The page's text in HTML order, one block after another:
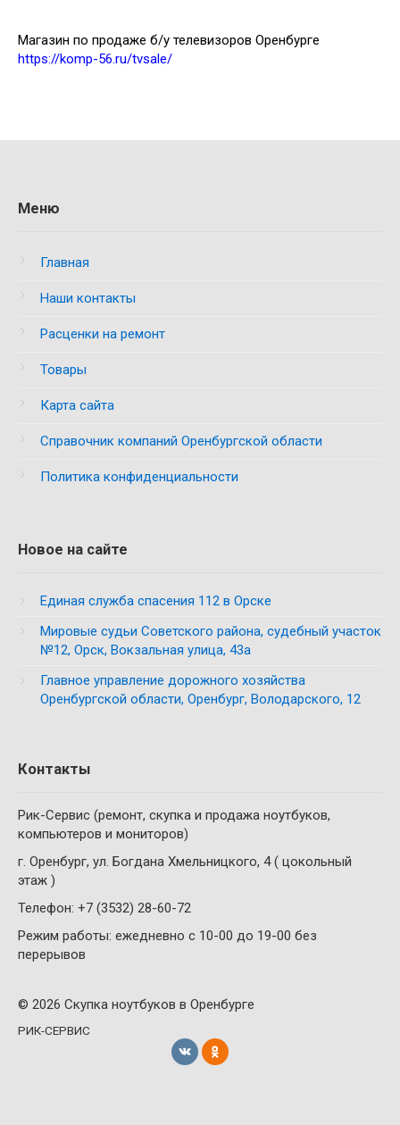
Магазин по продаже б/у телевизоров Оренбурге
https://komp-56.ru/tvsale/
Меню
Главная
Наши контакты
Расценки на ремонт
Товары
Карта сайта
Справочник компаний Оренбургской области
Политика конфиденциальности
Новое на сайте
Единая служба спасения 112 в Орске
Мировые судьи Советского района, судебный участок
№12, Орск, Вокзальная улица, 43а
Главное управление дорожного хозяйства
Оренбургской области, Оренбург, Володарского, 12
Контакты
Рик-Сервис (ремонт, скупка и продажа ноутбуков,
компьютеров и мониторов)
г. Оренбург, ул. Богдана Хмельницкого, 4 ( цокольный
этаж )
Телефон: +7 (3532) 28-60-72
Режим работы: ежедневно с 10-00 до 19-00 без
перерывов
© 2026 Скупка ноутбуков в Оренбурге
РИК-СЕРВИС